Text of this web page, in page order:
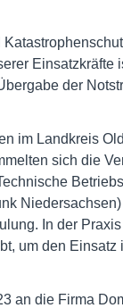
Einsatzkräfte
der
im Landkreis
sich die
In der
um den Einsatz
an die Firma